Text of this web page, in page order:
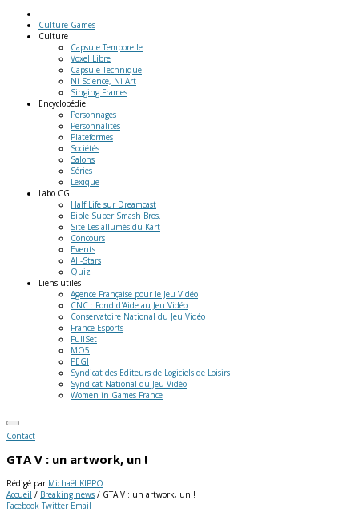
Culture Games
Culture
Capsule Temporelle
Voxel Libre
Capsule Technique
Ni Science, Ni Art
Singing Frames
Encyclopédie
Personnages
Personnalités
Plateformes
Sociétés
Salons
Séries
Lexique
Labo CG
Half Life sur Dreamcast
Bible Super Smash Bros.
Site Les allumés du Kart
Concours
Events
All-Stars
Quiz
Liens utiles
Agence Française pour le Jeu Vidéo
CNC : Fond d'Aide au Jeu Vidéo
Conservatoire National du Jeu Vidéo
France Esports
FullSet
MO5
PEGI
Syndicat des Editeurs de Logiciels de Loisirs
Syndicat National du Jeu Vidéo
Women in Games France
Contact
GTA V : un artwork, un !
Rédigé par Michaël KIPPO
Accueil / Breaking news / GTA V : un artwork, un !
Facebook Twitter Email